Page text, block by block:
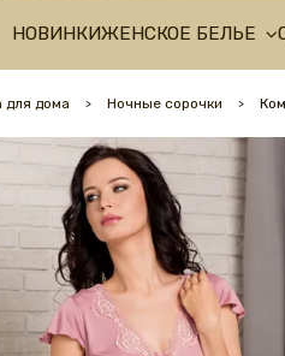
НОВИНКИЖЕНСКОЕ БЕЛЬЕ
для дома Ночные сорочки